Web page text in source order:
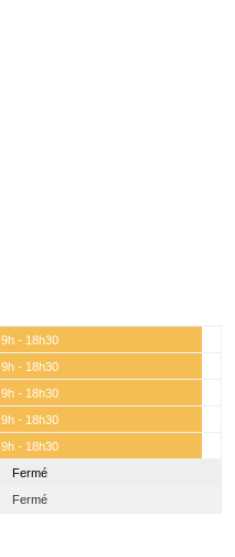
9h - 18h30
9h - 18h30
9h - 18h30
9h - 18h30
9h - 18h30
Fermé
Fermé